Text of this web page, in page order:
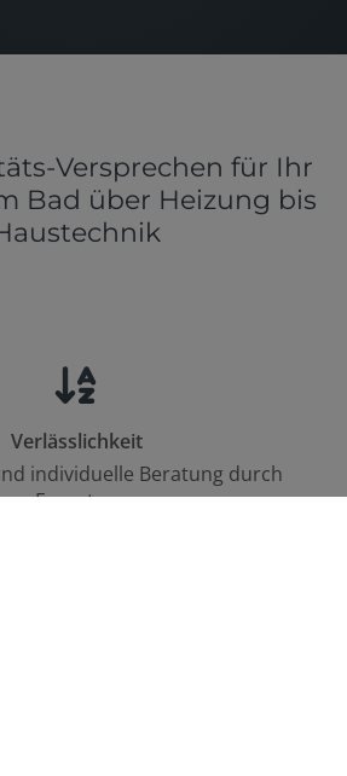
Versprechen für Ihr
Bad über Heizung bis
Verlässlichkeit
individuelle Beratung durch
Experten